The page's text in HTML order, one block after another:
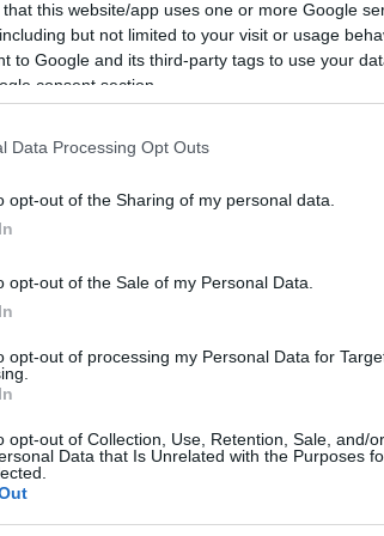
that this website/app uses one or more Google
but not limited to your visit or usage
to Google and its third-party tags to use your
consent section.
Data Processing Opt Outs
opt-out of the Sharing of my personal data.
opt-out of the Sale of my Personal Data.
opt-out of processing my Personal Data for
opt-out of Collection, Use, Retention, Sale, and/
Data that Is Unrelated with the Purposes
Hatalmas lavinát indított el a gyönki
produkciója
2017.03.02
amelyet Schuster Lóránt, a P. Mobil vezetője
iskola gyermekkórusa és a nekik vezénylő
mentőszervezettel
Helyi hírek